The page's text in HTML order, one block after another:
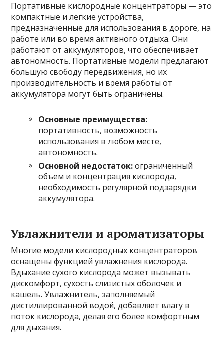
Портативные кислородные концентраторы — это
компактные и легкие устройства,
предназначенные для использования в дороге, на
работе или во время активного отдыха. Они
работают от аккумуляторов, что обеспечивает
автономность. Портативные модели предлагают
большую свободу передвижения, но их
производительность и время работы от
аккумулятора могут быть ограничены.
Основные преимущества:
портативность, возможность
использования в любом месте,
автономность.
Основной недостаток:ограниченный
объем и концентрация кислорода,
необходимость регулярной подзарядки
аккумулятора.
Увлажнители и ароматизаторы
Многие модели кислородных концентраторов
оснащены функцией увлажнения кислорода.
Вдыхание сухого кислорода может вызывать
дискомфорт, сухость слизистых оболочек и
кашель. Увлажнитель, заполняемый
дистиллированной водой, добавляет влагу в
поток кислорода, делая его более комфортным
для дыхания.